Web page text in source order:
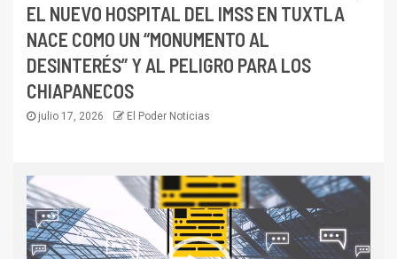
EL NUEVO HOSPITAL DEL IMSS EN TUXTLA
NACE COMO UN “MONUMENTO AL
DESINTERÉS” Y AL PELIGRO PARA LOS
CHIAPANECOS
julio 17, 2026 El Poder Noticias
Reproductor
de
vídeo